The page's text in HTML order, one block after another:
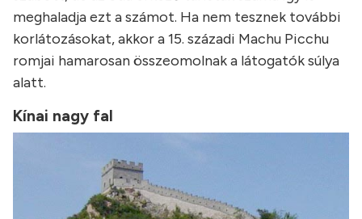
meghaladja ezt a számot. Ha nem tesznek további
korlátozásokat, akkor a 15. századi Machu Picchu
romjai hamarosan összeomolnak a látogatók súlya
alatt.
Kínai nagy fal